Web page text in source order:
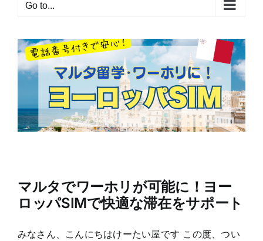
Go to...
マルタでワーホリが可能に！ヨー
ロッパSIMで快適な滞在をサポート
みなさん、こんにちはけーたい屋です この度、つい